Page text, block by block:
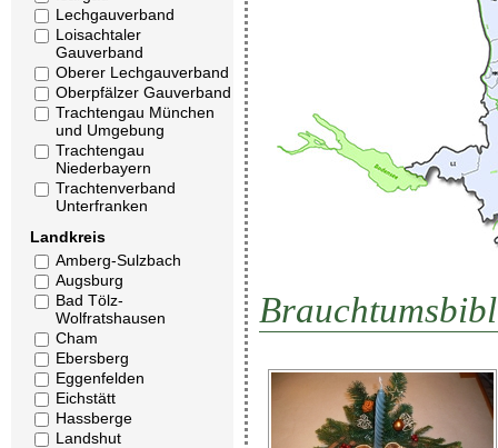
Lechgauverband
Loisachtaler
Gauverband
Oberer Lechgauverband
Oberpfälzer Gauverband
Trachtengau München
und Umgebung
Trachtengau
Niederbayern
Trachtenverband
Unterfranken
Landkreis
Amberg-Sulzbach
Augsburg
Bad Tölz-
Wolfratshausen
Cham
Ebersberg
Eggenfelden
Eichstätt
Hassberge
Landshut